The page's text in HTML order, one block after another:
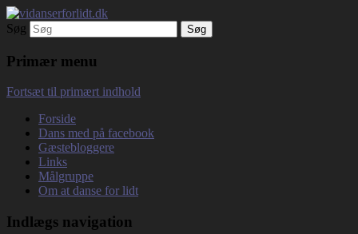
vidanserforlidt.dk
Debatterende tekster med filosofisk tilsnit
om hverdagens glæder og genvordigheder
Søg
Primær menu
Fortsæt til primært indhold
Forside
Dans med på facebook
Gæstebloggere
Links
Målgruppe
Om at danse for lidt
Indlægs navigation